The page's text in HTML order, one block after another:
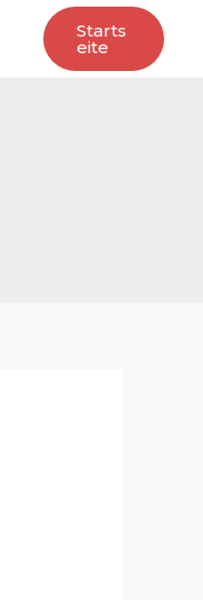
Starts
Eite